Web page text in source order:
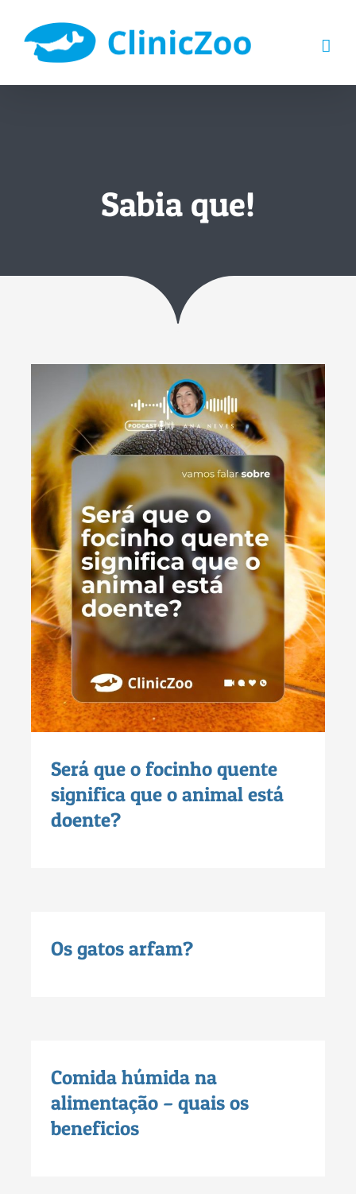
content
Sabia que!
Será que o focinho quente
significa que o animal está
doente?
Os gatos arfam?
Comida húmida na
alimentação – quais os
beneficios